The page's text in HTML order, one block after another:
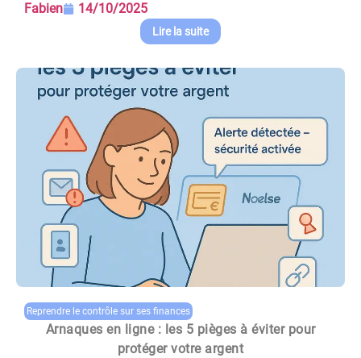
Fabien 14/10/2025
Lire la suite
Reprendre le contrôle sur ses finances
Arnaques en ligne : les 5 pièges à éviter pour
protéger votre argent